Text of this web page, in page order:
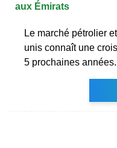
aux Émirats
Le marché pétrolier
unis connaît une
5 prochaines années.